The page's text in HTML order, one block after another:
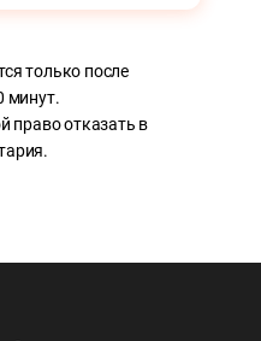
только после
минут.
право отказать в